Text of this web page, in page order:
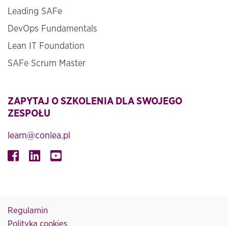
Leading SAFe
DevOps Fundamentals
Lean IT Foundation
SAFe Scrum Master
ZAPYTAJ O SZKOLENIA DLA SWOJEGO
ZESPOŁU
learn@conlea.pl
Regulamin
Polityka cookies